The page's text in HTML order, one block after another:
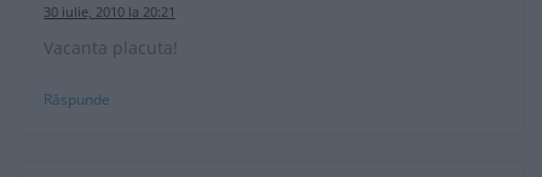
30 iulie, 2010 la 20:21
Vacanta placuta!
Răspunde